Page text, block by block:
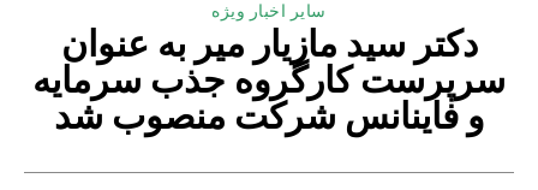
سایر اخبار ویژه
دکتر سید مازیار میر به عنوان
سرپرست کارگروه جذب سرمایه
و فاینانس شرکت منصوب شد